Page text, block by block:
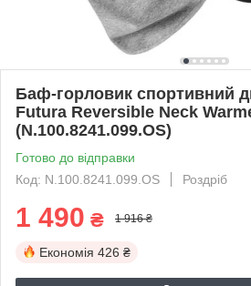
Баф-горловик спортивний
Futura Reversible Neck
(N.100.8241.099.OS)
Готово до відправки
Код: N.100.8241.099.OS
Роздріб
1 490 ₴ 1 916 ₴
Економія 426 ₴